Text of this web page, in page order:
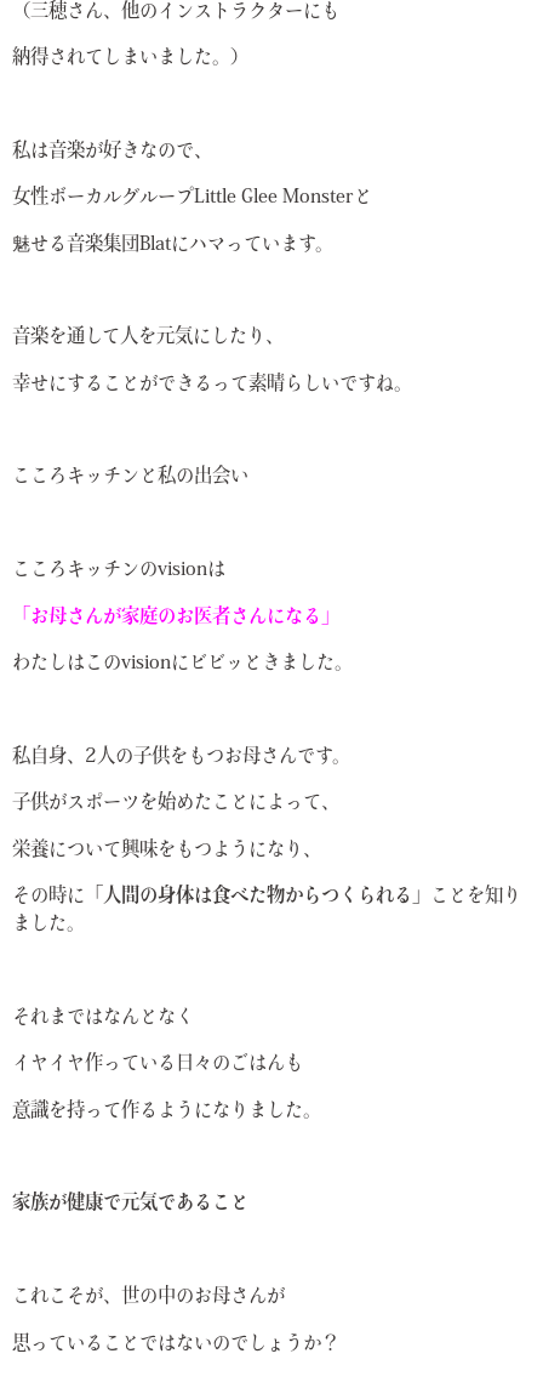
（三穂さん、他のインストラクターにも
納得されてしまいました。）
私は音楽が好きなので、
女性ボーカルグループLittle Glee Monsterと
魅せる音楽集団Blatにハマっています。
音楽を通して人を元気にしたり、
幸せにすることができるって素晴らしいですね。
こころキッチンと私の出会い
こころキッチンのvisionは
「お母さんが家庭のお医者さんになる」
わたしはこのvisionにビビッときました。
私自身、2人の子供をもつお母さんです。
子供がスポーツを始めたことによって、
栄養について興味をもつようになり、
その時に 「人間の身体は食べた物からつくられる」
ことを知り
ました。
それまではなんとなく
イヤイヤ作っている日々のごはんも
意識を持って作るようになりました。
家族が健康で元気であること
これこそが、世の中のお母さんが
思っていることではないのでしょうか？